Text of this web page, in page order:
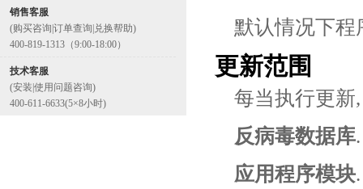
销售客服
(购买咨询|订单查询|兑换帮助)
400-819-1313（9:00-18:00）
技术客服
(安装|使用问题咨询)
400-611-6633(5×8小时)
默认情况下程
更新范围
每当执行更新
反病毒数据库
应用程序模块